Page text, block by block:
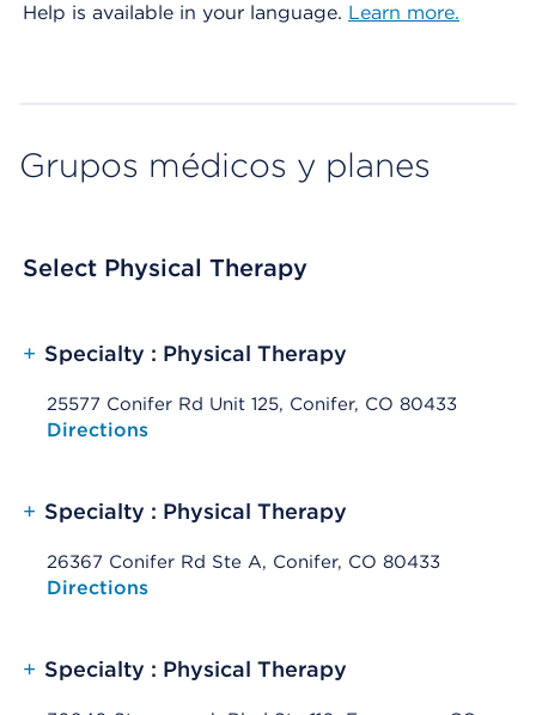
Help is available in your language. Learn more.
Grupos médicos y planes
Select Physical Therapy
+ Specialty : Physical Therapy
25577 Conifer Rd Unit 125, Conifer, CO 80433
Opens native map application on mobile devices
Directions
+ Specialty : Physical Therapy
26367 Conifer Rd Ste A, Conifer, CO 80433
Opens native map application on mobile devices
Directions
+ Specialty : Physical Therapy